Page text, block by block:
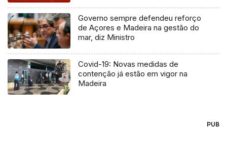
Governo sempre defendeu reforço
de Açores e Madeira na gestão do
mar, diz Ministro
Covid-19: Novas medidas de
contenção já estão em vigor na
Madeira
PUB